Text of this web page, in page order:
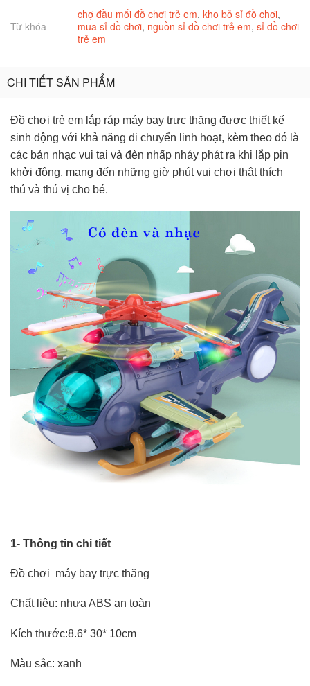
Từ khóa
chợ đầu mối đồ chơi trẻ em, kho bỏ sỉ đồ chơi,
mua sỉ đồ chơi, nguồn sỉ đồ chơi trẻ em, sỉ đồ chơi
trẻ em
CHI TIẾT SẢN PHẨM
Đồ chơi trẻ em lắp ráp máy bay trực thăng được thiết kế
sinh động với khả năng di chuyển linh hoạt, kèm theo đó là
các bản nhạc vui tai và đèn nhấp nháy phát ra khi lắp pin
khởi động, mang đến những giờ phút vui chơi thật thích
thú và thú vị cho bé.
1- Thông tin chi tiết
Đồ chơi máy bay trực thăng
Chất liệu: nhựa ABS an toàn
Kích thước:8.6* 30* 10cm
Màu sắc: xanh